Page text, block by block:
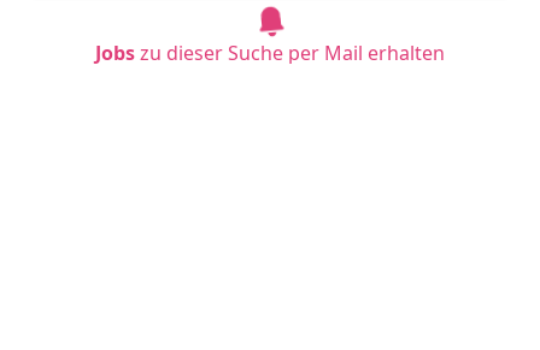
Jobszu dieser Suche per Mail erhalten